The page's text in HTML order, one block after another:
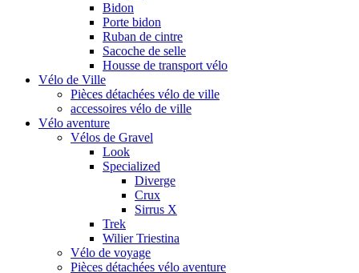
Bidon
Porte bidon
Ruban de cintre
Sacoche de selle
Housse de transport vélo
Vélo de Ville
Pièces détachées vélo de ville
accessoires vélo de ville
Vélo aventure
Vélos de Gravel
Look
Specialized
Diverge
Crux
Sirrus X
Trek
Wilier Triestina
Vélo de voyage
Pièces détachées vélo aventure